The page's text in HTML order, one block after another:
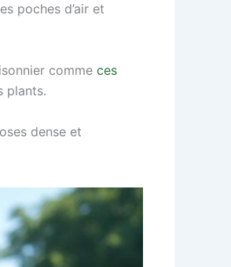
poches d’air et
comme ces
plants.
dense et